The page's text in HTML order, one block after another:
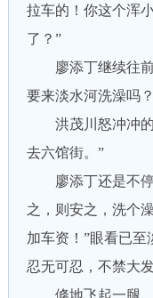
拉车的！你这个浑
了？”
廖添丁继续往前
要来淡水河洗澡吗
洪茂川怒冲冲的
去六馆街。”
廖添丁还是不停
之，则安之，洗个
加车资！”眼看已
忍无可忍，不禁大
倏地飞起一腿，